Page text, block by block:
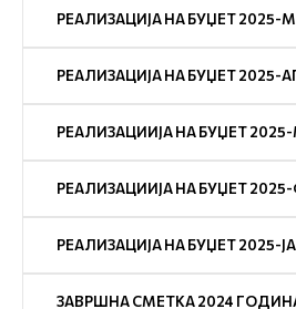
РЕАЛИЗАЦИЈА НА БУЏЕТ 2025-
РЕАЛИЗАЦИЈА НА БУЏЕТ 2025-
РЕАЛИЗАЦИИЈА НА БУЏЕТ
РЕАЛИЗАЦИИЈА НА БУЏЕТ
РЕАЛИЗАЦИЈА НА БУЏЕТ 2025-
ЗАВРШНА СМЕТКА 2024